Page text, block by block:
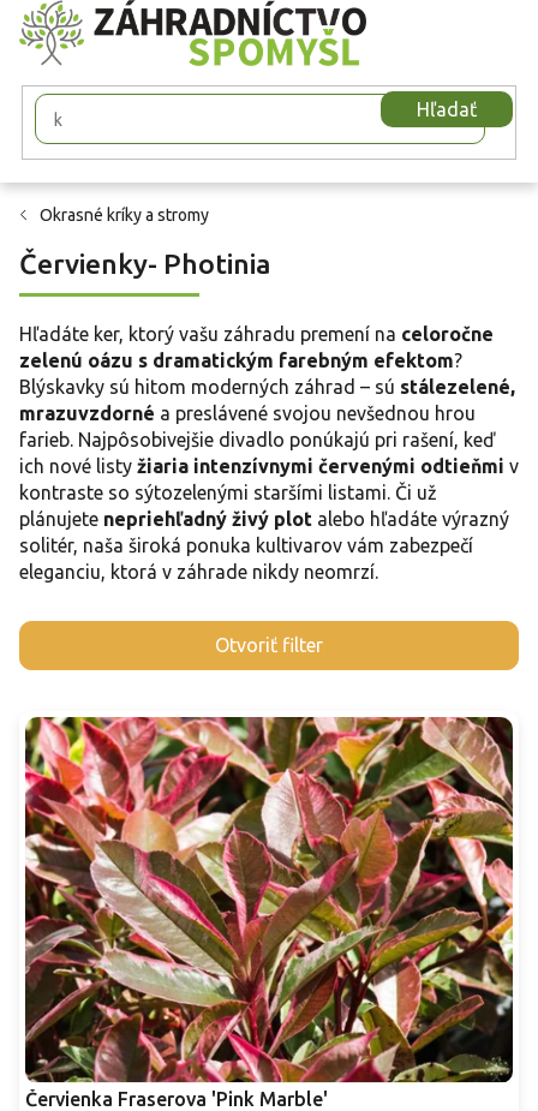
Prejsť
na
obsah
Hľadať
Okrasné kríky a stromy
Červienky- Photinia
Hľadáte ker, ktorý vašu záhradu premení na celoročne
zelenú oázu s dramatickým farebným efektom?
Blýskavky sú hitom moderných záhrad – sú stálezelené,
mrazuvzdorné a preslávené svojou nevšednou hrou
farieb. Najpôsobivejšie divadlo ponúkajú pri rašení, keď
ich nové listy žiaria intenzívnymi červenými odtieňmi v
kontraste so sýtozelenými staršími listami. Či už
plánujete nepriehľadný živý plot alebo hľadáte výrazný
solitér, naša široká ponuka kultivarov vám zabezpečí
eleganciu, ktorá v záhrade nikdy neomrzí.
Otvoriť filter
V
ý
s
p
r
o
d
u
k
t
o
v
Červienka Fraserova 'Pink Marble'